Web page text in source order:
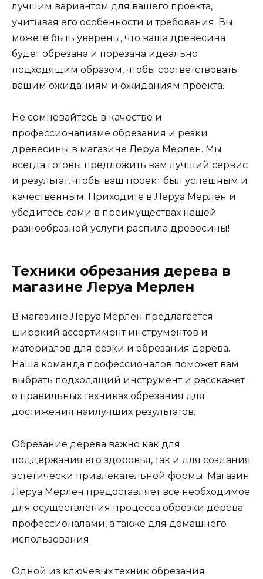
лучшим вариантом для вашего проекта,
учитывая его особенности и требования. Вы
можете быть уверены, что ваша древесина
будет обрезана и порезана идеально
подходящим образом, чтобы соответствовать
вашим ожиданиям и ожиданиям проекта.
Не сомневайтесь в качестве и
профессионализме обрезания и резки
древесины в магазине Леруа Мерлен. Мы
всегда готовы предложить вам лучший сервис
и результат, чтобы ваш проект был успешным и
качественным. Приходите в Леруа Мерлен и
убедитесь сами в преимуществах нашей
разнообразной услуги распила древесины!
Техники обрезания дерева в
магазине Леруа Мерлен
В магазине Леруа Мерлен предлагается
широкий ассортимент инструментов и
материалов для резки и обрезания дерева.
Наша команда профессионалов поможет вам
выбрать подходящий инструмент и расскажет
о правильных техниках обрезания для
достижения наилучших результатов.
Обрезание дерева важно как для
поддержания его здоровья, так и для создания
эстетически привлекательной формы. Магазин
Леруа Мерлен предоставляет все необходимое
для осуществления процесса обрезки дерева
профессионалами, а также для домашнего
использования.
Одной из ключевых техник обрезания